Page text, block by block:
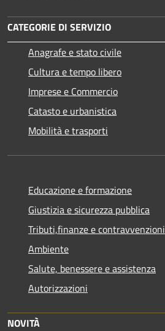
CATEGORIE DI SERVIZIO
Anagrafe e stato civile
Cultura e tempo libero
Imprese e Commercio
Catasto e urbanistica
Mobilità e trasporti
Educazione e formazione
Giustizia e sicurezza pubblica
Tributi,finanze e contravvenzioni
Ambiente
Salute, benessere e assistenza
Autorizzazioni
NOVITÀ